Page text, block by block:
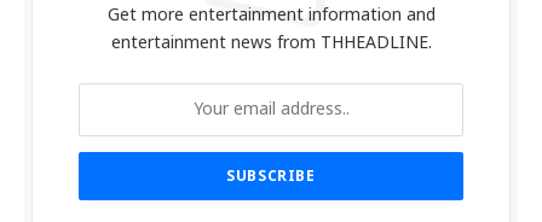
Get more entertainment information and
entertainment news from THHEADLINE.